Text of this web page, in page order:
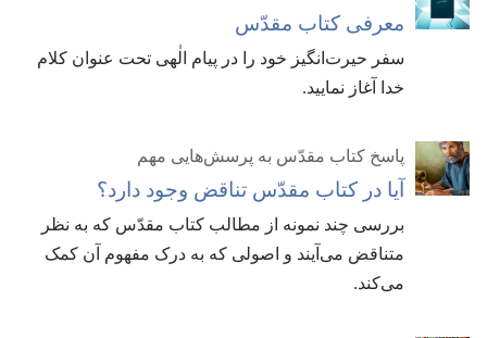
معرفی کتاب مقدّس
سفر حیرت‌انگیز خود را در پیام الٰهی تحت عنوان کلام
خدا آغاز نمایید.‏
پاسخ کتاب مقدّس به پرسش‌هایی مهم
آیا در کتاب مقدّس تناقض وجود دارد؟‏
بررسی چند نمونه از مطالب کتاب مقدّس که به نظر
متناقض می‌آیند و اصولی که به درک مفهوم آن کمک
می‌کند.‏